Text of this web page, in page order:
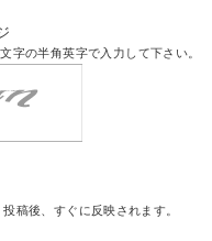
字の半角英字で入力して下さい。
稿後、すぐに反映されます。